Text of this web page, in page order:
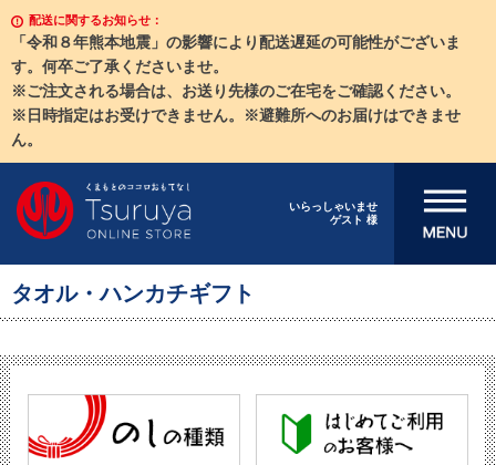
配送に関するお知らせ：
「令和８年熊本地震」の影響により配送遅延の可能性がございま
す。何卒ご了承くださいませ。
※ご注文される場合は、お送り先様のご在宅をご確認ください。
※日時指定はお受けできません。※避難所へのお届けはできませ
ん。
いらっしゃいませ
ゲスト 様
メニューを開
タオル・ハンカチギフト